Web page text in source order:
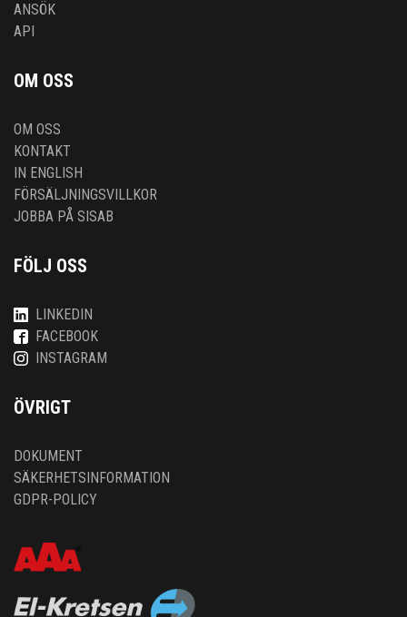
ANSÖK
API
OM OSS
OM OSS
KONTAKT
IN ENGLISH
FÖRSÄLJNINGSVILLKOR
JOBBA PÅ SISAB
FÖLJ OSS
LINKEDIN
FACEBOOK
INSTAGRAM
ÖVRIGT
DOKUMENT
SÄKERHETSINFORMATION
GDPR-POLICY